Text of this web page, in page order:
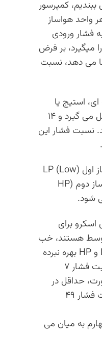
ببندیم،‌ کمپرسور
واحد هواساز
فشار ورودی
میگیرد، بر فرض
شما می دهد، نسبت
استیج یا
مرحله‌ی دوم ۷ بار را تحویل می گیرد و ۱۴
نسبت فشار این
در اصطلاح به واحد هواساز اول (LP (Low
Pressure و به واحد هواساز دوم (HP
برای
هستند، خب
چرا از همین ساز و کار LP و HP بهره نبرده
و مثلا از دو هواساز با نسبت فشار ۷
حداقل در
تئوری، کمپرسوری با نسبت فشار ۴۹
به میان می